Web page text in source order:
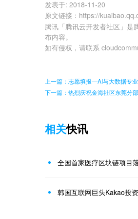
发表于: 2018-11-20
原文链接 ： https://
腾讯「腾讯云开发者社区」是
布内容。
如有侵权，请联系
上一篇：志愿填报—AI与大数据专
下一篇：热烈庆祝金海社区东莞分
相关快讯
全国首家医疗区块链项目